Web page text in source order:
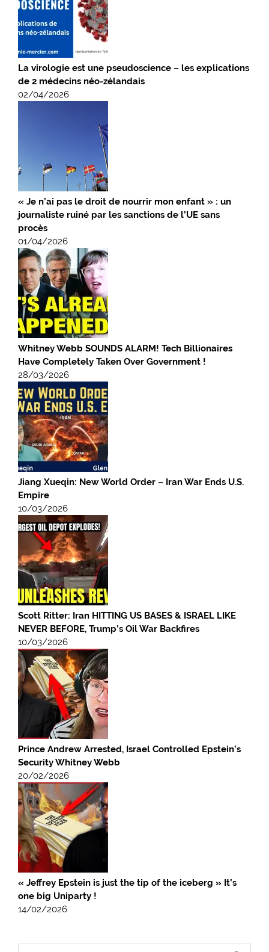
La virologie est une pseudoscience – les explications
de 2 médecins néo-zélandais
02/04/2026
« Je n’ai pas le droit de nourrir mon enfant » : un
journaliste ruiné par les sanctions de l’UE sans
procès
01/04/2026
Whitney Webb SOUNDS ALARM! Tech Billionaires
Have Completely Taken Over Government !
28/03/2026
Jiang Xueqin: New World Order – Iran War Ends U.S.
Empire
10/03/2026
Scott Ritter: Iran HITTING US BASES & ISRAEL LIKE
NEVER BEFORE, Trump’s Oil War Backfires
10/03/2026
Prince Andrew Arrested, Israel Controlled Epstein’s
Security Whitney Webb
20/02/2026
« Jeffrey Epstein is just the tip of the iceberg » It’s
one big Uniparty !
14/02/2026